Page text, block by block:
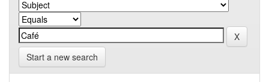
Start a new search